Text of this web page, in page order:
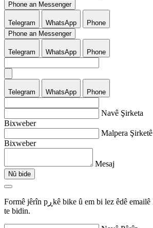
Phone an Messenger
Telegram WhatsApp
Phone
Phone an Messenger
Telegram WhatsApp Phone
Telegram WhatsApp Phone
Navê Şirketa
Bixweber
Malpera Şirketê
Bixweber
Mesaj
Nû bide
Formê jêrîn pڕkê bike û em bi lez êdê emailê Business Plan PDF li
te bidin.